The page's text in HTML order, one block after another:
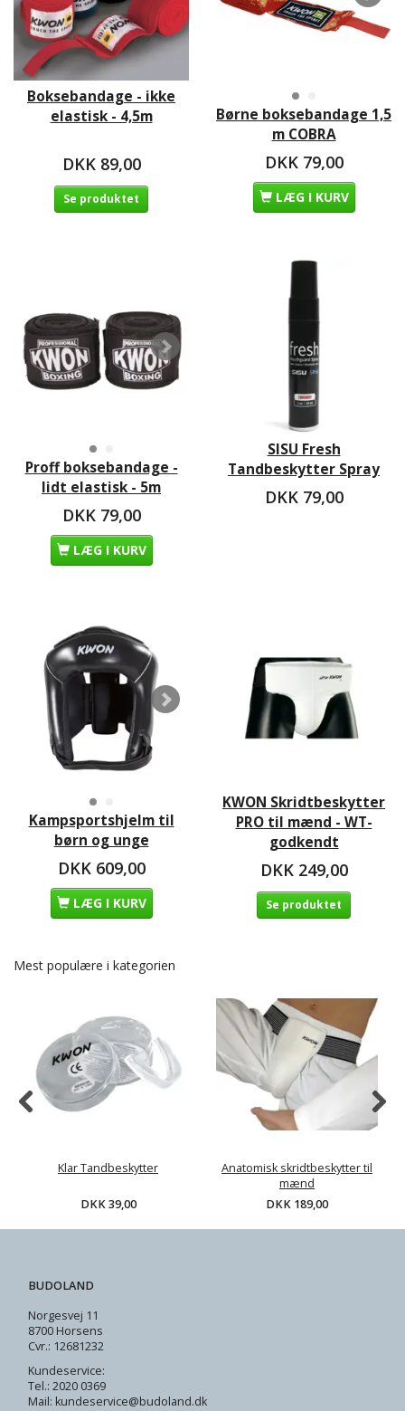
Boksebandage - ikke
elastisk - 4,5m
DKK 89,00
Se produktet
Børne boksebandage 1,5
m COBRA
DKK 79,00
LÆG I KURV
Proff boksebandage -
lidt elastisk - 5m
DKK 79,00
LÆG I KURV
SISU Fresh
Tandbeskytter Spray
DKK 79,00
Kampsportshjelm til
børn og unge
DKK 609,00
LÆG I KURV
KWON Skridtbeskytter
PRO til mænd - WT-
godkendt
DKK 249,00
Se produktet
Mest populære i kategorien
Klar Tandbeskytter
DKK 39,00
Anatomisk skridtbeskytter til
mænd
DKK 189,00
BUDOLAND
Norgesvej 11
8700 Horsens
Cvr.: 12681232
Kundeservice:
Tel.: 2020 0369
Mail: kundeservice@budoland.dk